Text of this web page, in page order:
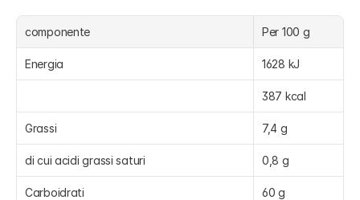
componente Per 100 g
Energia 1628 kJ
387 kcal
Grassi 7,4 g
di cui acidi grassi saturi 0,8 g
Carboidrati 60 g